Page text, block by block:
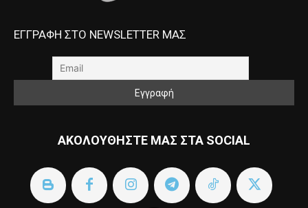
ΕΓΓΡΑΦΗ ΣΤΟ NEWSLETTER ΜΑΣ
ΑΚΟΛΟΥΘΗΣΤΕ ΜΑΣ ΣΤΑ SOCIAL